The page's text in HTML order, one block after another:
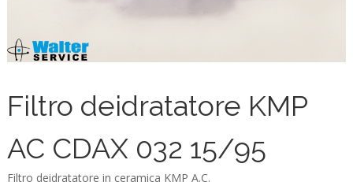
Filtro deidratatore KMP
AC CDAX 032 15/95
Filtro deidratatore in ceramica KMP A.C.